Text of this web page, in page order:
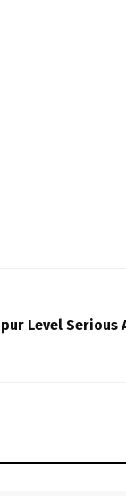
Level